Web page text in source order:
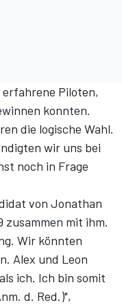
Piloten,
konnten.
die logische Wahl.
wir uns bei
noch in Frage
von Jonathan
zusammen mit ihm.
Wir könnten
Alex und Leon
ich. Ich bin somit
d. Red.)",